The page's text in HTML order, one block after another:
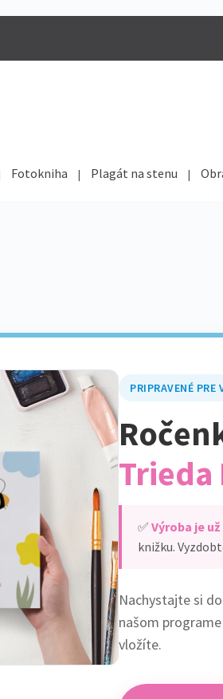
Fotokniha Plagát na stenu
PRIPRAVENÉ PRE
✅ Výroba je
knižku.
Nachystajte si
našom
vložíte.